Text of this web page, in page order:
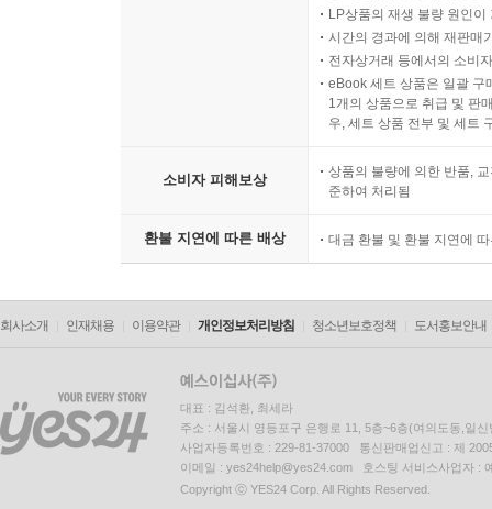
LP상품의 재생 불량 원인
시간의 경과에 의해 재판매
전자상거래 등에서의 소비
eBook 세트 상품은 일괄 구
1개의 상품으로 취급 및 판
우, 세트 상품 전부 및 세트
소비자 피해보상
상품의 불량에 의한 반품,
준하여 처리됨
환불 지연에 따른 배상 대금 환불 및 환불 지연에
회사소개 인재채용 이용약관 개인정보처리방침 청소년보호정책 도서홍보안내
대표 : 김석환, 최세라
주소 : 서울시 영등포구 은행로 11, 5층~6층(여의도동,일신
사업자등록번호 : 229-81-37000 통신판매업신고 : 제
이메일 : yes24help@yes24.com 호스팅 서비스사업자 :
Copyright ⓒ YES24 Corp. All Rights Reserved.